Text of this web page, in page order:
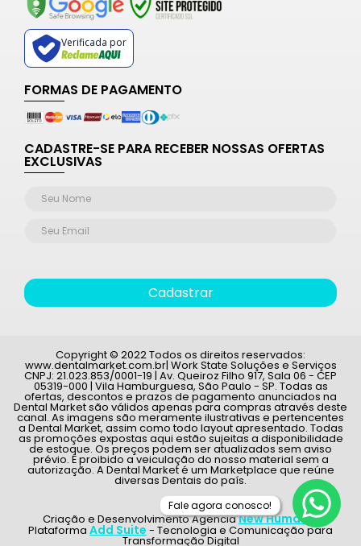
Verificada por
FORMAS DE PAGAMENTO
CADASTRE-SE PARA RECEBER NOSSAS OFERTAS
EXCLUSIVAS
Cadastrar
Copyright © 2022 Todos os direitos reservados:
www.dentalmarket.com.br| Work State Soluções e Serviços
CNPJ: 21.023.853/0001-19 | Av. Queiroz Filho 917, Sala 06 - CEP
05319-000 | Vila Hamburguesa, São Paulo - SP. Todas as
ofertas, descontos e prazos de pagamento anunciados na
Dental Market são válidos apenas para compras através deste
canal. As imagens são meramente ilustrativas e pertencentes
a Dental Market, assim como todo layout apresentado. Todas
as promoções expostas aqui estão sujeitas a disponibilidade
de estoque. Os preços podem ser atualizados sem aviso
prévio. É proibido a veiculação do nosso material sem a
autorização. A Dental Market é um Marketplace que reúne
diversas Dentais do país.
Criação e Desenvolvimento AgênciaNew Humans|
Plataforma Add Suite - Tecnologia e Comunicação para
Transformação Digital
Fale agora conosco!